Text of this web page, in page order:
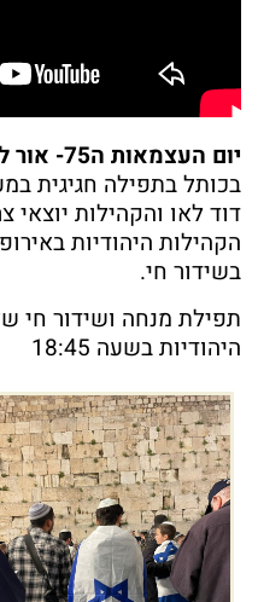
יום העצמאות ה75- אור לה’ באייר (25.4.23)
בכותל בתפילה חגיגית
דוד לאו והקהילות
הקהילות היהודיות
בשידור חי.
תפילת מנחה ושידור חי
היהודיות בשעה 18:45